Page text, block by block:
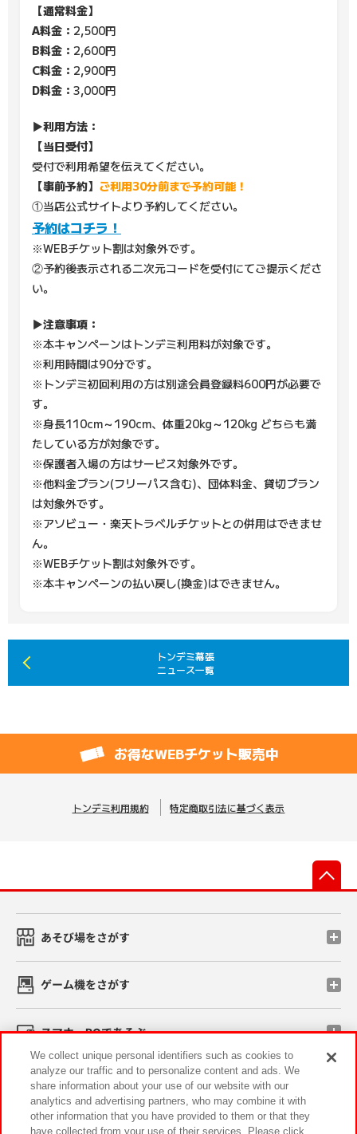
【通常料金】
A料金： 2,500円
B料金： 2,600円
C料金： 2,900円
D料金： 3,000円
▶利用方法：
【当日受付】
受付で利用希望を伝えてください。
【事前予約】 ご利用30分前まで予約可能！
①当店公式サイトより予約してください。
予約はコチラ！
※WEBチケット割は対象外です。
②予約後表示される二次元コードを受付にてご提示くださ
い。
▶注意事項：
※本キャンペーンはトンデミ利用料が対象です。
※利用時間は90分です。
※トンデミ初回利用の方は別途会員登録料600円が必要で
す。
※身長110cm～190cm、体重20kg～120kg どちらも満
たしている方が対象です。
※保護者入場の方はサービス対象外です。
※他料金プラン(フリーパス含む)、団体料金、貸切プラン
は対象外です。
※アソビュー・楽天トラベルチケットとの併用はできませ
ん。
※WEBチケット割は対象外です。
※本キャンペーンの払い戻し(換金)はできません。
トンデミ幕張
ニュース一覧
お得なWEBチケット販売中
トンデミ利用規約 特定商取引法に基づく表示
あそび場をさがす
ゲーム機をさがす
スマホ・PCであそぶ
イベント・キャンペーン
We collect unique personal identifiers such as cookies to
analyze our traffic and to personalize content and ads. We
share information about your use of our website with our
analytics and advertising partners, who may combine it with
other information that you have provided to them or that they
have collected from your use of their services. Please click